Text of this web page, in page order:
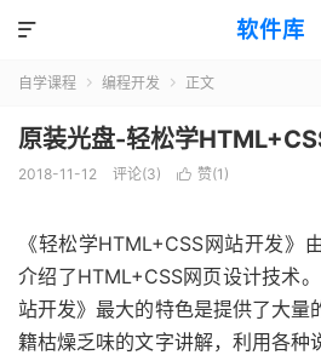
软件库

自学课程  编程开发  正文
原装光盘-轻松学
2018-11-12 评论(3)  赞(1 )
《轻松学HTML+CSS网站开发》
介绍了HTML+CSS网页设计技术
站开发》最大的特色是提供了大量
籍枯燥乏味的文字讲解，利用各种